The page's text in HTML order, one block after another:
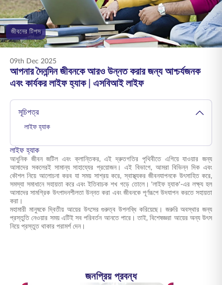
ENGLISH
অনলাইনে কিনুন প্রিমিয়াম পরিশোধ করুন
জীবনের টিপস
09th Dec 2025
আপনার দৈনন্দিন জীবনকে আরও উন্নত করার জন্য আশ্চর্যজনক
এবং কার্যকর লাইফ হ্যাক | এসবিআই লাইফ
সূচিপত্র
লাইফ হ্যাক
লাইফ হ্যাক
আধুনিক জীবন জটিল এবং ক্লান্তিকর, এই দ্রুতগতির পৃথিবীতে এগিয়ে যাওয়ার জন্য
আমাদের সকলেরই সামান্য সাহায্যের প্রয়োজন। এই বিভাগে, আমরা বিভিন্ন দিক এবং
কৌশল নিয়ে আলোচনা করব যা সময় সাশ্রয় করে, স্বাস্থ্যকর জীবনযাপনকে উৎসাহিত করে,
সমস্যা সমাধানে সহায়তা করে এবং ইতিবাচক শখ গড়ে তোলে। 'লাইফ হ্যাক'-এর লক্ষ্য হল
আমাদের সামগ্রিক উৎপাদনশীলতা উন্নত করা এবং জীবনকে পূর্ণরূপে উদযাপন করতে সহায়তা
করা।
মহামারী মানুষকে দ্বিতীয় আয়ের উৎসের গুরুত্ব উপলব্ধি করিয়েছে। জরুরি অবস্থার জন্য
প্রস্তুতি নেওয়ার সময় এটিই সব পরিবর্তন আনতে পারে। তাই, বিশেষজ্ঞরা আয়ের অন্য উৎস
নিয়ে প্রস্তুত থাকার পরামর্শ দেন।
জনপ্রিয় প্রবন্ধ